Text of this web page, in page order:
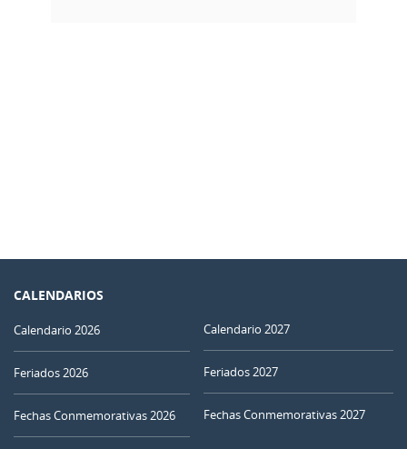
CALENDARIOS
Calendario 2026
Feriados 2026
Fechas Conmemorativas 2026
Calendario 2027
Feriados 2027
Fechas Conmemorativas 2027